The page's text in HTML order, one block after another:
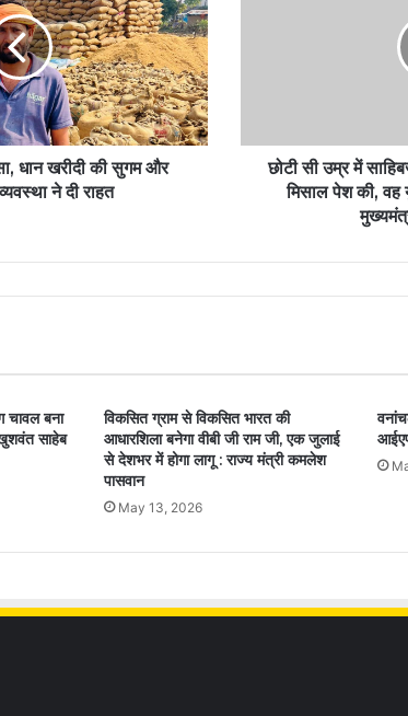
धान खरीदी की सुगम और
ने दी राहत
छोटी सी उम्र में
मिसाल पेश की, वह
चावल बना
साहेब
विकसित ग्राम से विकसित भारत की
आधारशिला बनेगा वीबी जी राम जी, एक जुलाई
से देशभर में होगा लागू : राज्य मंत्री कमलेश
पासवान
May 13, 2026